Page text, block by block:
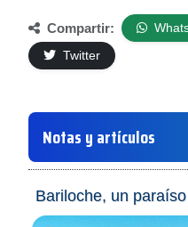
Compartir:
Twitter
Notas y artículos
Bariloche, un